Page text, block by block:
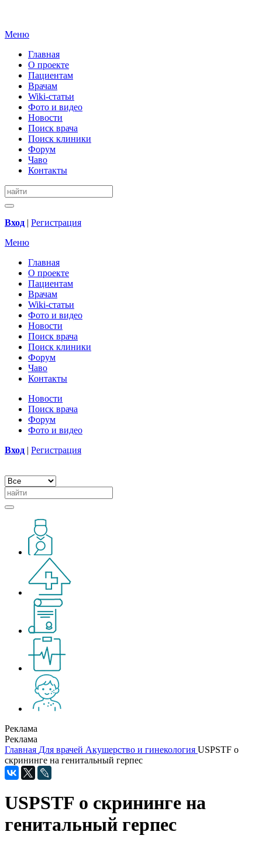
Меню
Главная
О проекте
Пациентам
Врачам
Wiki-статьи
Фото и видео
Новости
Поиск врача
Поиск клиники
Форум
Чаво
Контакты
Вход | Регистрация
Меню
Главная
О проекте
Пациентам
Врачам
Wiki-статьи
Фото и видео
Новости
Поиск врача
Поиск клиники
Форум
Чаво
Контакты
Новости
Поиск врача
Форум
Фото и видео
Вход | Регистрация
Реклама
Реклама
Главная Для врачей Акушерство и гинекология USPSTF о
скрининге на генитальный герпес
USPSTF о скрининге на
генитальный герпес